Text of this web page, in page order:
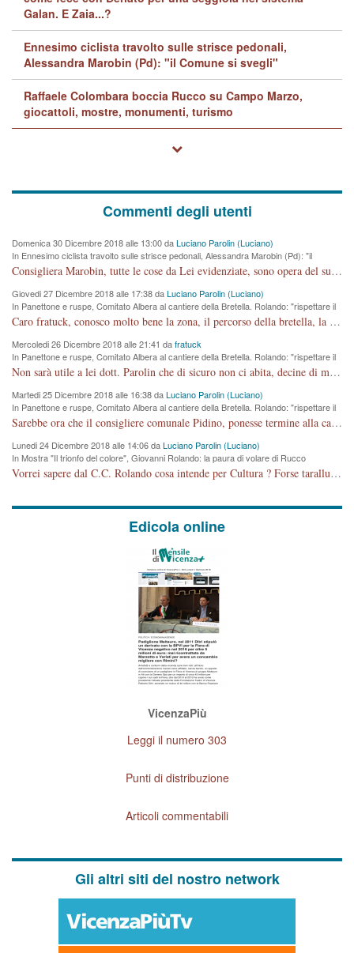
Galan. E Zaia...?
Ennesimo ciclista travolto sulle strisce pedonali,
Alessandra Marobin (Pd): "il Comune si svegli"
Raffaele Colombara boccia Rucco su Campo Marzo,
giocattoli, mostre, monumenti, turismo
Commenti degli utenti
Domenica 30 Dicembre 2018 alle 13:00 daLuciano Parolin (Luciano)
In Ennesimo ciclista travolto sulle strisce pedonali, Alessandra Marobin (Pd): "il
Comune si svegli"
Consigliera Marobin, tutte le cose da Lei evidenziate, sono opera del suo ex Assessore e compagno di Partito Antonio Marco Dalla Pozza Assessore alla "progettazione" di piste ciclabili e altre porcherie. A lui manderei il conto da saldare per incidenti e danni alle persone. E' ora che "finiamola." Avete perso rassegnatevi. qui IL SINDACO RUCCO NON C'ENTRA PER NIENTE. CAPITO!!!!!!!! Amen.
Giovedi 27 Dicembre 2018 alle 17:38 daLuciano Parolin (Luciano)
In Panettone e ruspe, Comitato Albera al cantiere della Bretella. Rolando: "rispettare il
cronoprogramma"
Caro fratuck, conosco molto bene la zona, il percorso della bretella, la situazione dei cittadini, abito in Viale Trento. A partire dal 2003 ho partecipato al Comitato di Maddalene pro bretella, e a riunioni propositive per apportare modifiche al progetto. Numerose mie foto del territorio sono arrivate a Roma, altri miei interventi (non graditi dalla Sx) sono stati pubblicati dal GdV, assieme ad altri come Ciro Asproso, ora favorevole alla bretella. Ho partecipato alla raccolta firme per la chiusura della strada x 5 giorni eseguita dal Sindaco Hullwech per sforamento 180 Micro/g. Pertanto come impegno per la tematica sono apposto con la coscienza. Ora il Progetto è partito, fine! Voglio dire che la nuova Giunta "comunale" non c'entra più. L'opera sarà "malauguratamente" eseguita, ma non con il mio placet. Il Consigliere Comunale dovrebbe capire che la campagna elettorale è finita, con buona pace di tutti. Quello che invece dovrebbe interessare è la proprietà della strada, dall'uscita autostradale Ovest, sino alla Rotatoria dell'Albara, vi sono tre possessori: Autostrade SpA; La Provincia, il Comune. Come la mettiamo per il futuro ? I costi, da 50 sono saliti a 100 milioni di € come dire 20 milioni a KM (!) da non credere. Comunque si farà. Ma nessuno canti Vittoria, anzi meglio non farne un ulteriore fatto "partitico" per questioni elettorali o di seggio. Se mi manda la sua mail, sono disponibile ad inviare i documenti e le foto sopra descritte. Con ossequi, Luciano Parolin
Mercoledi 26 Dicembre 2018 alle 21:41 dafratuck
In Panettone e ruspe, Comitato Albera al cantiere della Bretella. Rolando: "rispettare il
cronoprogramma"
Non sarà utile a lei dott. Parolin che di sicuro non ci abita, decine di migliaia di TIR, automobili e padroncini che passano quotidianamente per una strada appena rotabile, non è più possibile stendere i panni, attraversare la strada senza rischiare la morte, le case stanno crepando, i tempi sono cambiati e la bretella non passerà assolutamente per maddalene (ma cosa sta a dire?!), dia invece responsabilità a chi ha costruito tagliando la strada che doveva invece terminare a isola vicentina e non al moracchino lasciando Motta di Costabissara ancora in panne di traffico. I tempi sono cambiati dottore e se l'anagrafe della vita stagna nell'essere umano impressioni conservatrici, la società non le considera perchè va avanti, si industrializza e ha bisogno di infrastrutture e di sviluppo. Ultima considerazione, se è geloso di Rolando perchè vede in lui solo campagne politiche mentre si difendono i SOLI diritti dei cittadini, la preghiamo faccia considerazioni più appropriate. Saluti e complimenti per i suoi scritti.
Martedi 25 Dicembre 2018 alle 16:38 daLuciano Parolin (Luciano)
In Panettone e ruspe, Comitato Albera al cantiere della Bretella. Rolando: "rispettare il
cronoprogramma"
Sarebbe ora che il consigliere comunale Pidino, ponesse termine alla campagna elettorale nel territorio del suo seggio Villaggio del Sole. La tiraca è iniziata, distruggerà 6 km di prateria ovest della città, ricca di fonti e sorgenti d'acqua. I cittadini di Maddalene non avranno più Pace la notte. Molta colpa per la costruzione di questa Strada è proprio del signor Rolando,dei suoi gazebo mobili e che vuol far passare questa opera VANDALICA come progetto "utile" a chi ? Non è cosa seria sig. Rolando!
Lunedi 24 Dicembre 2018 alle 14:06 daLuciano Parolin (Luciano)
In Mostra "Il trionfo del colore", Giovanni Rolando: la paura di volare di Rucco
Vorrei sapere dal C.C. Rolando cosa intende per Cultura ? Forse tarallucci, vino e sagre, o spaghetti tricolori del PD ? Il continuo (s)parlare della mostra a Palazzo Chiericati caro consigliere DANNEGGIA FORTEMENTE l'immagine della città TUTTA e fa deviare i consensi che in RUSSIA (badi bene ex U.R.S.S.) sono ECCELLENTI. A livello artistico l'evento è di alta Valenza culturale, COMPITO di Tutta la Cittadinanza fare il possibile per propagandare l'iniziativa senza farne UN CASO PARTITICO come fa Lei da sempre. Meno Gazebo + Partecipazione! E così sia. Amen.
Edicola online
VicenzaPiù
Leggi il numero 303
Punti di distribuzione
Articoli commentabili
Gli altri siti del nostro network